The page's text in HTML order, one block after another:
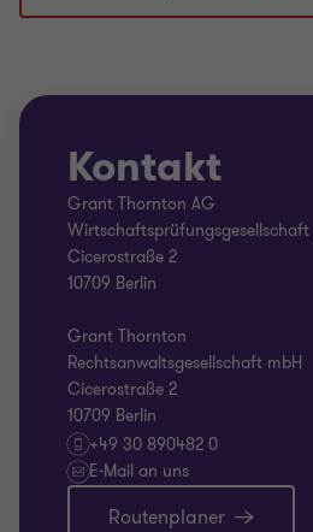
Kontakt
Grant Thornton AG
Wirtschaftsprüfungsgesellschaft
Cicerostraße 2
10709 Berlin
Grant Thornton
Rechtsanwaltsgesellschaft mbH
Cicerostraße 2
10709 Berlin
+49 30 890482 0
E-Mail an uns
Routenplaner